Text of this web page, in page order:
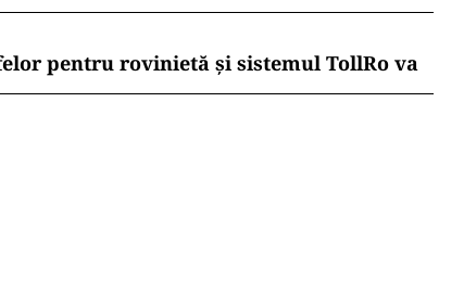
pentru rovinietă și sistemul TollRo va